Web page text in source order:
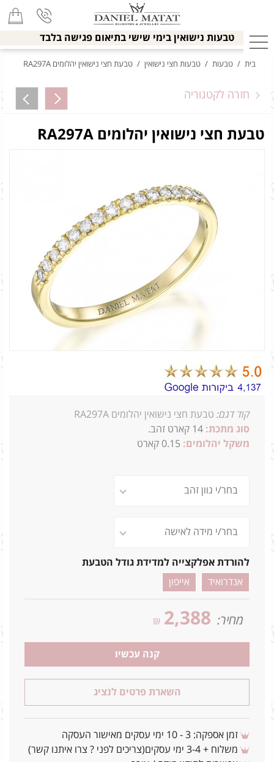
טבעות נישואין בימי שישי בתיאום פגישה בלבד
בית / טבעות / טבעות חצי נישואין / טבעת חצי נישואין יהלומים RA297A
חזרה לקטגוריה
טבעת חצי נישואין יהלומים RA297A
קוד דגם: טבעת חצי נישואין יהלומים RA297A
סוג מתכת: 14 קארט זהב.
משקל יהלומים: 0.15 קארט
להורדת אפלקצייה למדידת גודל הטבעת
אנדרואיד
אייפון
מחיר: 2,388
₪
קנה עכשיו
השארת פרטים לנציג
זמן אספקה: 3 - 10 ימי עסקים מאישור העסקה
משלוח + 3-4 ימי עסקים(צריכים לפני ? צרו איתנו קשר)